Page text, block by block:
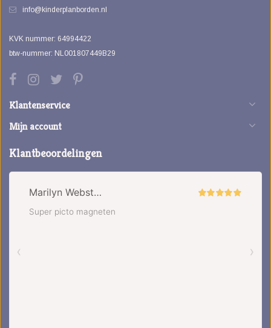
info@kinderplanborden.nl
KVK nummer: 64994422
btw-nummer: NL001807449B29
Klantenservice
Mijn account
Klantbeoordelingen